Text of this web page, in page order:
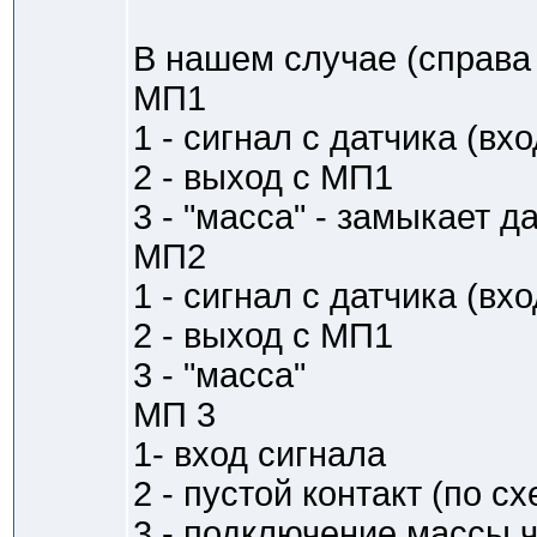
В нашем случае
МП1
1 - сигнал с датчика
2 - выход с МП1
3 - "масса" - замыкает
МП2
1 - сигнал с датчика
2 - выход с МП1
3 - "масса"
МП 3
1- вход сигнала
2 - пустой контакт (по